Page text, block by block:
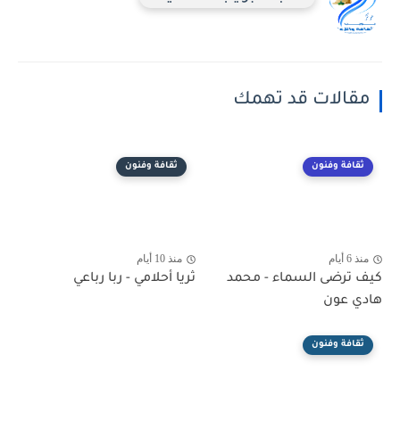
مقالات قد تهمك
ثقافة وفنون
منذ 6 أيام
كيف ترضى السماء - محمد
هادي عون
ثقافة وفنون
منذ 10 أيام
ثريا أحلامي - ربا رباعي
ثقافة وفنون